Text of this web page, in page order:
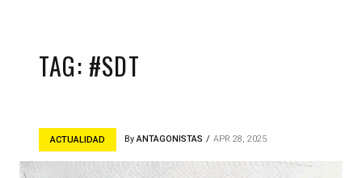
TAG: #SDT
ACTUALIDAD ByANTAGONISTAS APR 28, 2025